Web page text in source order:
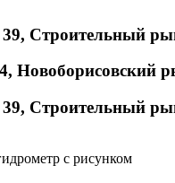
Строительный
Новоборисовский
Строительный
с рисунком